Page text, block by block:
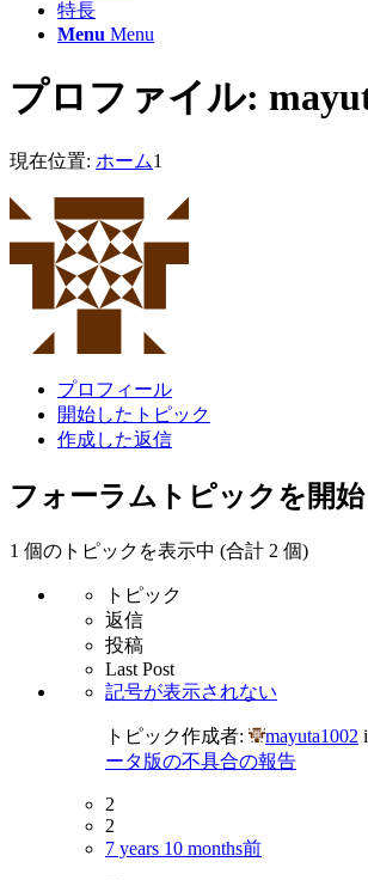
特長
Menu Menu
プロファイル:
現在位置: ホーム1
プロフィール
開始したトピック
作成した返信
フォーラムトピックを開
1 個のトピックを表示中 (合計 2 個)
トピック
返信
投稿
Last Post
記号が表示されない
トピック作成者: mayuta1002
ータ版の不具合の報告
2
2
7 years 10 months前